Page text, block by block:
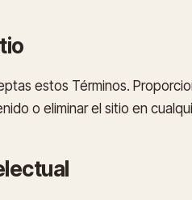
estos Términos.
o eliminar el sitio en